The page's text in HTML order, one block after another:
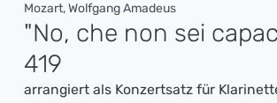
Mozart, Wolfgang Amadeus
"No, che non sei
419
arrangiert als Konzertsatz für